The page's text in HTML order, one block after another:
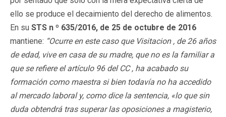
ello se produce el decaimiento del derecho de alimentos.
En su STS n º 635/2016, de 25 de octubre de 2016
mantiene: “Ocurre en este caso que Visitacion , de 26 años
de edad, vive en casa de su madre, que no es la familiar a
que se refiere el artículo 96 del CC , ha acabado su
formación como maestra si bien todavía no ha accedido
al mercado laboral y, como dice la sentencia, «lo que sin
duda obtendrá tras superar las oposiciones a magisterio,